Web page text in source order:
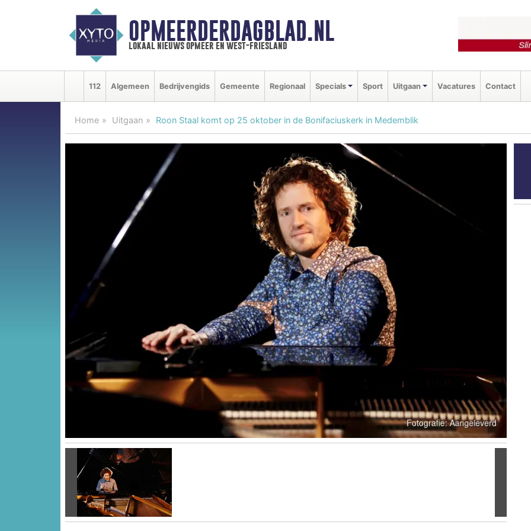
OPMEERDERDAGBLAD.NL
lokaal nieuws opmeer en west-friesland
112 Algemeen Bedrijvengids Gemeente Regionaal Specials Sport Uitgaan Vacatures Contact
Home Uitgaan Roon Staal komt op 25 oktober in de Bonifaciuskerk in Medemblik
Vorige